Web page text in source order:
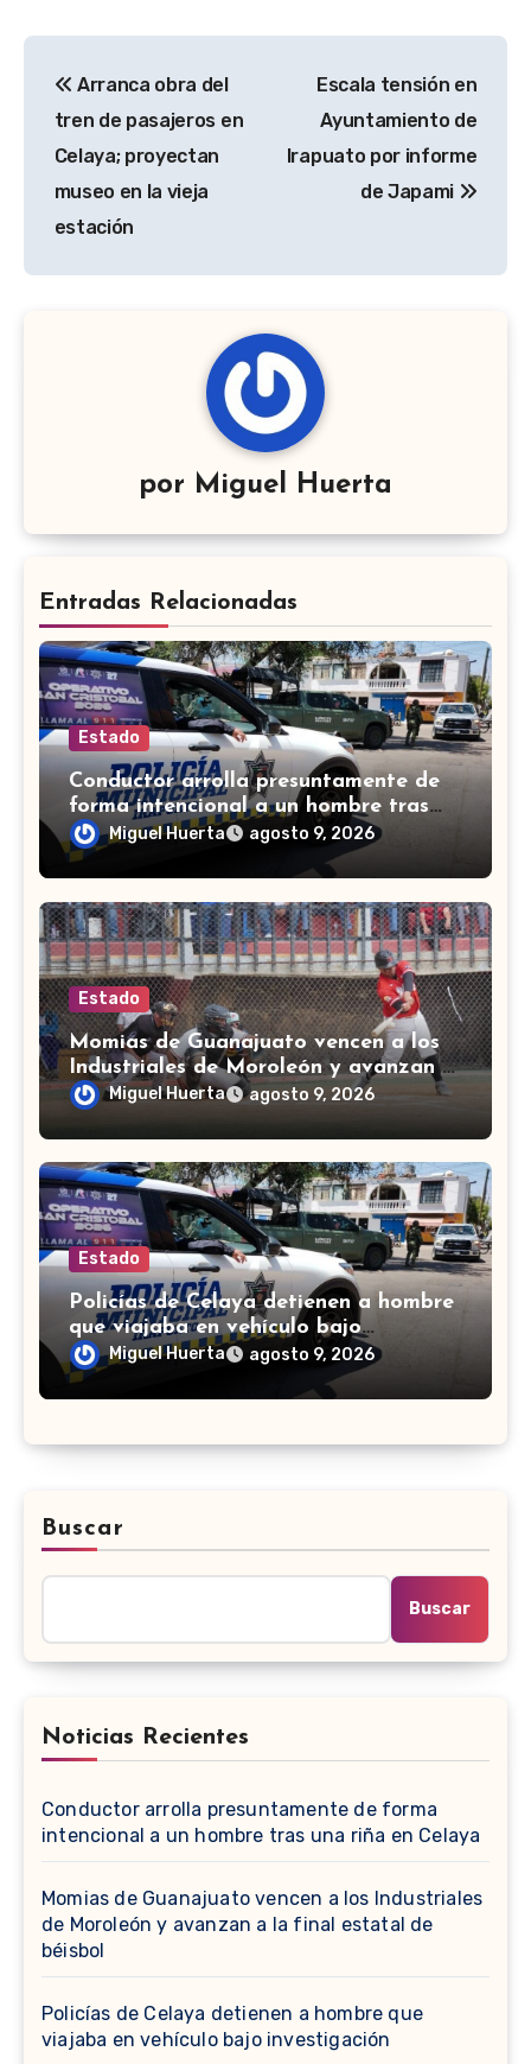
de
entradas
Arranca obra del
tren de pasajeros en
Celaya; proyectan
museo en la vieja
estación
Escala tensión en
Ayuntamiento de
Irapuato por informe
de Japami
por Miguel Huerta
Entradas Relacionadas
Estado
Conductor arrolla presuntamente de
forma intencional a un hombre tras
una riña en Celaya
Miguel Huerta agosto 9, 2026
Estado
Momias de Guanajuato vencen a los
Industriales de Moroleón y avanzan a
la final estatal de béisbol
Miguel Huerta agosto 9, 2026
Estado
Policías de Celaya detienen a hombre
que viajaba en vehículo bajo
investigación
Miguel Huerta agosto 9, 2026
Buscar
Buscar
Noticias Recientes
Conductor arrolla presuntamente de forma
intencional a un hombre tras una riña en Celaya
Momias de Guanajuato vencen a los Industriales
de Moroleón y avanzan a la final estatal de
béisbol
Policías de Celaya detienen a hombre que
viajaba en vehículo bajo investigación